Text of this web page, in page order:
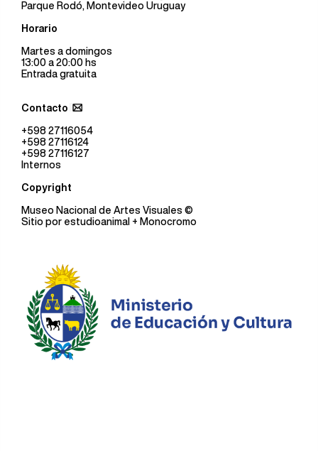
Parque Rodó, Montevideo Uruguay
Horario
Martes a domingos
13:00 a 20:00 hs
Entrada gratuita
Contacto
+598 27116054
+598 27116124
+598 27116127
Internos
Copyright
Museo Nacional de Artes Visuales ©
Sitio por estudioanimal + Monocromo